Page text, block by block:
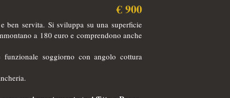
€ 900
ben servita. Si sviluppa su una superficie
a 180 euro e comprendono anche
soggiorno con angolo cottura